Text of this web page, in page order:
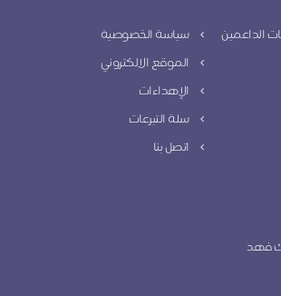
الداعمين
سياسة الخصوصية
الموقع الالكتروني
الإهداءات
سلة التبرعات
اتصل بنا
فهد